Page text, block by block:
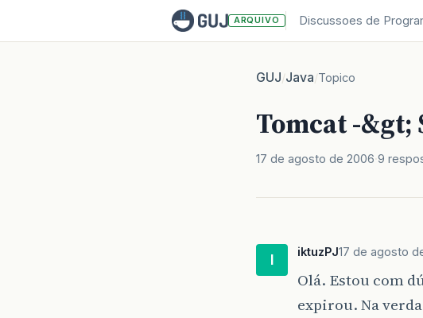
ARQUIVO Discussoes de
GUJ/Java/Topico
Tomcat -&gt;
17 de agosto de 2006 9
I iktuzPJ17 de agosto
Olá. Estou com
expirou. Na